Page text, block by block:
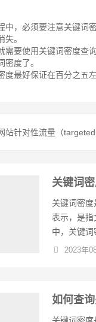
中，必须要注意关键词
。
需要使用关键词密度查
度了。
度最好保证在百分之五
站针对性流量（targeted
关键词密
关键词密
表示，是
中，关键词
2023年
如何查询